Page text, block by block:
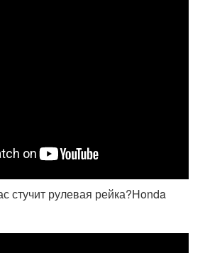
стучит рулевая рейка?Honda